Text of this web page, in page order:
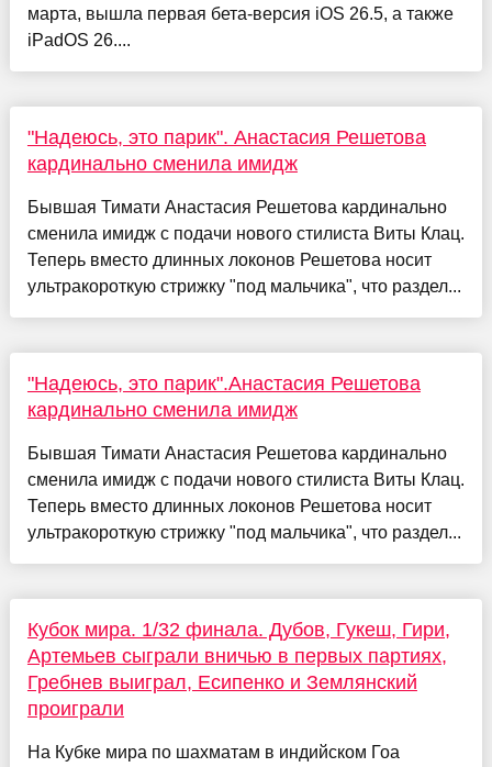
марта, вышла первая бета-версия iOS 26.5, а также
iPadOS 26....
"Надеюсь, это парик". Анастасия Решетова
кардинально сменила имидж
Бывшая Тимати Анастасия Решетова кардинально
сменила имидж с подачи нового стилиста Виты Клац.
Теперь вместо длинных локонов Решетова носит
ультракороткую стрижку "под мальчика", что раздел...
"Надеюсь, это парик".Анастасия Решетова
кардинально сменила имидж
Бывшая Тимати Анастасия Решетова кардинально
сменила имидж с подачи нового стилиста Виты Клац.
Теперь вместо длинных локонов Решетова носит
ультракороткую стрижку "под мальчика", что раздел...
Кубок мира. 1/32 финала. Дубов, Гукеш, Гири,
Артемьев сыграли вничью в первых партиях,
Гребнев выиграл, Есипенко и Землянский
проиграли
На Кубке мира по шахматам в индийском Гоа